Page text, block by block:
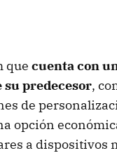
que cuenta con
su predecesor,
de
opción
a dispositivos